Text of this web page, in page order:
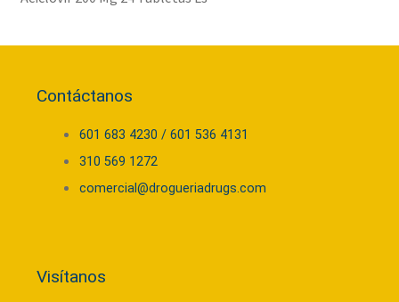
Contáctanos
601 683 4230 / 601 536 4131
310 569 1272
comercial@drogueriadrugs.com
Visítanos